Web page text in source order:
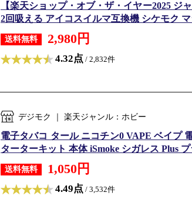
【楽天ショップ・オブ・ザ・イヤー2025 ジ
2回吸える アイコスイルマ互換機 シケモク
送料無料 2,980円
4.32点 / 2,832件
デジモク ｜ 楽天ジャンル：ホビー
電子タバコ タール ニコチン0 VAPE ベイプ
ターターキット 本体 iSmoke シガレス Plus
送料無料 1,050円
4.49点 / 3,532件